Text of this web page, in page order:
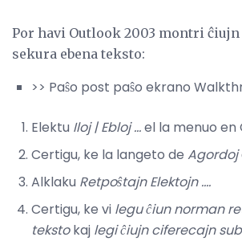
Por havi Outlook 2003 montri ĉiujn
sekura ebena teksto:
>> Paŝo post paŝo ekrano
Elektu Iloj | Ebloj ...el la menuo en
Certigu, ke la langeto de Agordoj
Alklaku Retpoŝtajn Elektojn ....
Certigu, ke vi legu ĉiun norman
tekstokaj legi ĉiujn ciferecajn